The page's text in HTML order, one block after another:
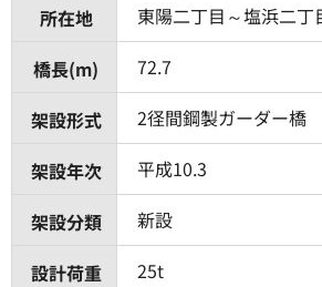
所在地
東陽二丁目～塩浜二丁
橋長(m)
72.7
架設形式
2径間鋼製ガーダー橋
架設年次
平成10.3
架設分類
新設
設計荷重
25t